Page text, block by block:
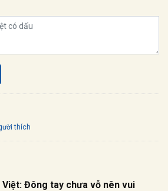
thích
Việt: Đông tay chưa vỗ nên vui